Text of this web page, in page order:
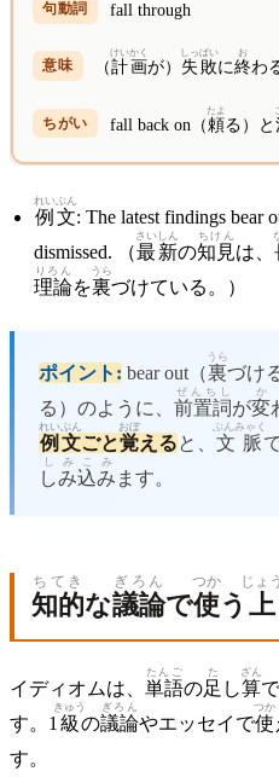
fall through
（計画
けいかく
が） 失敗
しっぱい
に終
お
わ
fall back on（ 頼
たよ
る）と
例文
れいぶん
: The latest findings bear
dismissed. （最新
さいしん
の知見
ちけん
は、
理論
りろん
を裏
うら
づけている。）
ポイント: bear out（裏
うら
づけ
る）のように、 前置詞
ぜんちし
が変
か
例文
れいぶん
ごと覚
おぼ
えると、 文脈
ぶんみゃく
しみ込み
しみこみ
ます。
知的
ちてき
な議論
ぎろん
で使
つか
う
じょ
イディオムは、 単語
たんご
の足
た
し算
ざん
す。1 級
きゅう
の議論
ぎろん
やエッセイで使
つか
す。